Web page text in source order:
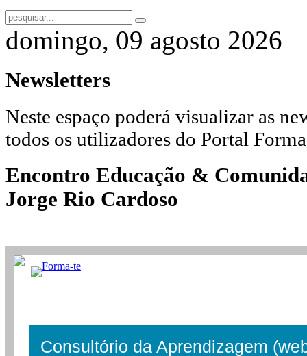
domingo, 09 agosto 2026
Newsletters
Neste espaço poderá visualizar as
todos os utilizadores do Portal
Encontro Educação &
Jorge Rio Cardoso
Consultório da Aprendizagem